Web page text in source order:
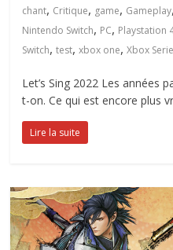
chant, Critique, game, Gameplay,
Nintendo Switch, PC, Playstation
Switch,test,xbox one,Xbox
Let’s Sing 2022 Les années
t-on. Ce qui est encore plus
Lire la suite